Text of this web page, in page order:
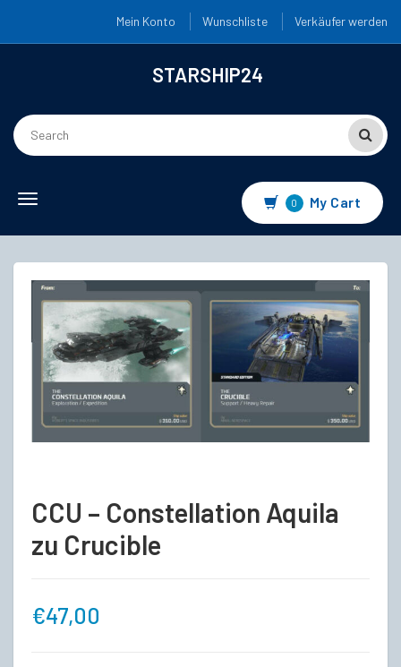
Mein Konto Wunschliste Verkäufer werden
STARSHIP24
Toggle
0 My Cart
CCU – Constellation Aquila
zu Crucible
€47,00